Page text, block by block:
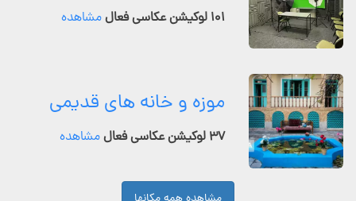
۱۰۱ لوکیشن عکاسی فعال مشاهده
موزه و خانه های قدیمی
۳۷ لوکیشن عکاسی فعال مشاهده